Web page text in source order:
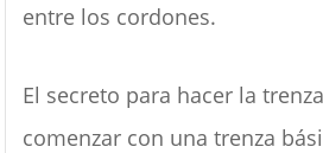
entre los cordones.
El secreto para hacer la
comenzar con una trenza